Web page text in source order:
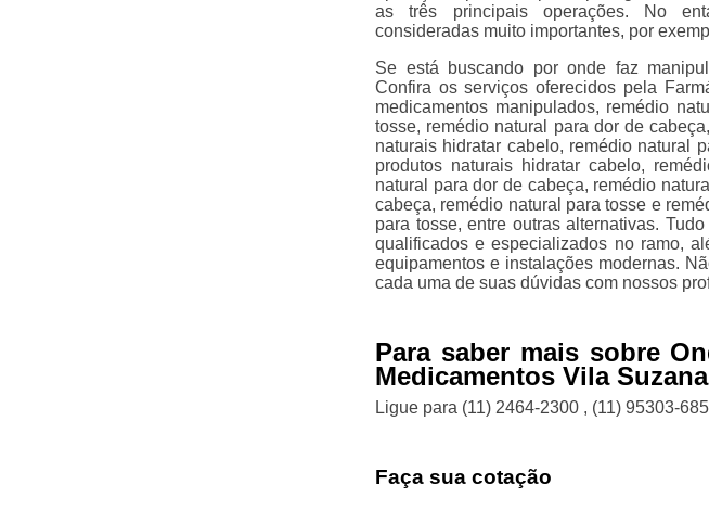
as três principais operações. No
consideradas muito importantes, por
Se está buscando por onde faz
Confira os serviços oferecidos pela
medicamentos manipulados, remédio
tosse, remédio natural para dor de
naturais hidratar cabelo, remédio natural
produtos naturais hidratar cabelo,
natural para dor de cabeça, remédio
cabeça, remédio natural para tosse e
para tosse, entre outras alternativas.
qualificados e especializados no ramo,
equipamentos e instalações modernas.
cada uma de suas dúvidas com nossos
Para saber mais sobre
Medicamentos Vila Suzana
Ligue para (11) 2464-2300 , (11) 95303-
Faça sua cotação